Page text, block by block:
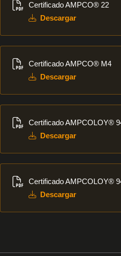
Certificado AMPCO® 22
Descargar
Certificado AMPCO® M4
Descargar
Certificado AMPCOLOY®
Descargar
Certificado AMPCOLOY®
Descargar